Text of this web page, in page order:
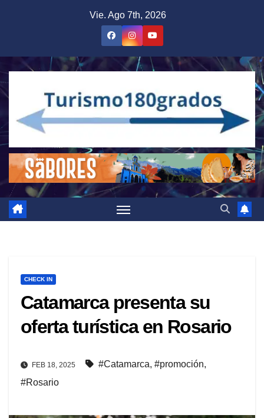
Vie. Ago 7th, 2026
CHECK IN
Catamarca presenta su
oferta turística en Rosario
FEB 18, 2025 #Catamarca, #promoción,
#Rosario